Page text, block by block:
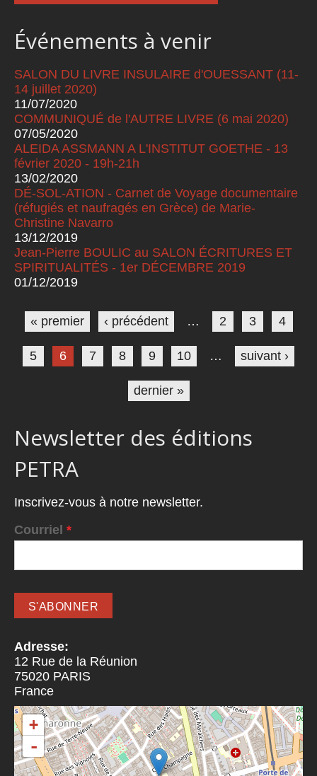
Événements à venir
SALON DU LIVRE INSULAIRE d'OUESSANT (11-
14 juillet 2020)
11/07/2020
COMMUNIQUÉ de l'AUTRE LIVRE (6 mai 2020)
07/05/2020
ALEIDA ASSMANN A L'INSTITUT GOETHE - 13
février 2020 - 19h-21h
13/02/2020
DÉ-SOL-ATION - Carnet de Voyage documentaire
(réfugiés et naufragés en Grèce) de Marie-
Christine Navarro
13/12/2019
Jean-Pierre BOULIC au SALON ÉCRITURES ET
SPIRITUALITÉS - 1er DÉCEMBRE 2019
01/12/2019
Pages
« premier ‹ précédent … 2 3 4
5 6 7 8 9 10 … suivant ›
dernier »
Newsletter des éditions
PETRA
Inscrivez-vous à notre newsletter.
Courriel *
Adresse:
12 Rue de la Réunion
75020 PARIS
France
+
-